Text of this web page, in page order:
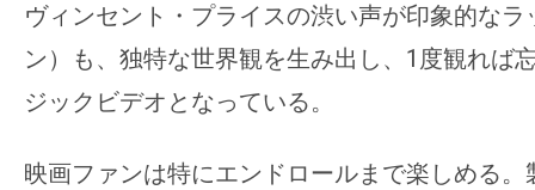
ヴィンセント・プライスの渋い声が印象的な
ン）も、独特な世界観を生み出し、1度観れば
ジックビデオとなっている。
映画ファンは特にエンドロールまで楽しめる